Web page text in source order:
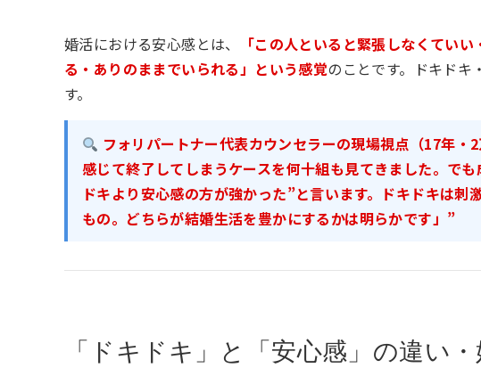
婚活における安心感とは、
「この人といると緊張しなくてい
る・ありのままでいられる」という感覚のことです。ドキドキ
す。
フォリパートナー代表カウンセラーの現場視点（17年・2
感じて終了してしまうケースを何十組も見てきました。で
ドキより安心感の方が強かった”と言います。ドキドキは刺
もの。どちらが結婚生活を豊かにするかは明らかです」”
「ドキドキ」と「安心感」の違い